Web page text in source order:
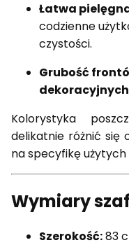
Łatwa
codzienne
czystości.
Grubość
Kolorystyka
delikatnie różnić się
na specyfikę użytych
Wymiary
Szerokość:83